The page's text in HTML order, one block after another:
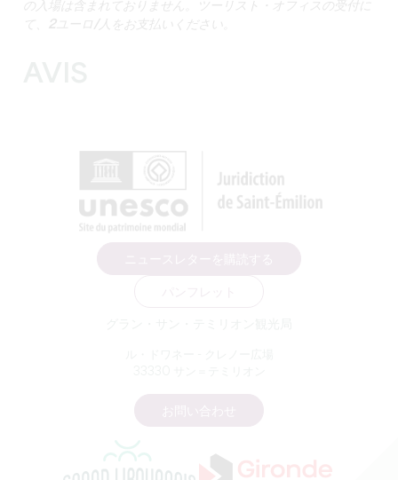
の入場は含まれておりません。ツーリスト・オフィスの受付に
て、2ユーロ/人をお支払いください。